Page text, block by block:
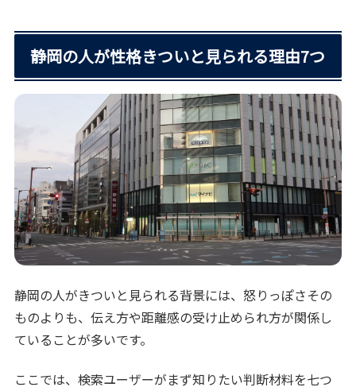
静岡の人が性格きついと見られる理由7つ
静岡の人がきついと見られる背景には、怒りっぽさその
ものよりも、伝え方や距離感の受け止められ方が関係し
ていることが多いです。
ここでは、検索ユーザーがまず知りたい判断材料を七つ